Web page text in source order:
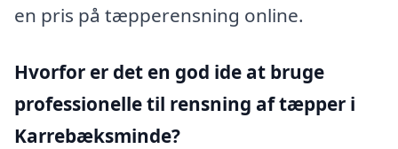
en pris på tæpperensning online.
Hvorfor er det en god ide at bruge
professionelle til rensning af tæpper i
Karrebæksminde?